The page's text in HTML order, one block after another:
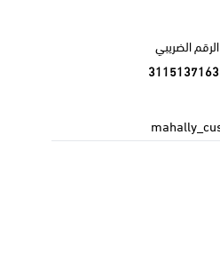
الرقم الضريبي
3115137163